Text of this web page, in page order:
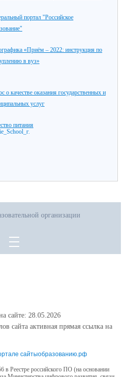
портал "Российское
«Приём – 2022: инструкция по
в вуз»
о качестве оказания государственных и
услуг
питания
организации
сайте: 28.05.2026
сайта активная прямая ссылка на
сайтыобразованию.рф
в Реестре российского ПО (на основании